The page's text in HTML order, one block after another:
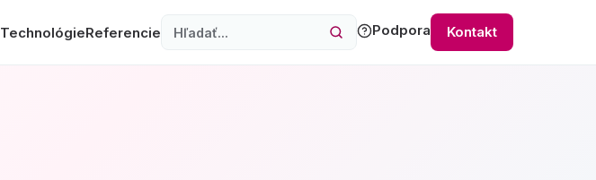
TechnológieReferencie
Vyhľadávanie
Podpora Kontakt